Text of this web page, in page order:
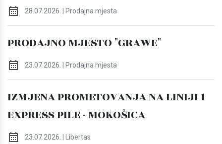
28.07.2026. | Prodajna mjesta
PRODAJNO MJESTO "GRAWE"
23.07.2026. | Prodajna mjesta
IZMJENA PROMETOVANJA NA LINIJI 1
EXPRESS PILE - MOKOŠICA
23.07.2026. | Libertas